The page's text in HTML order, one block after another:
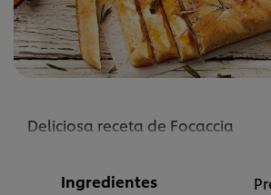
Deliciosa receta de Focaccia
Ingredientes